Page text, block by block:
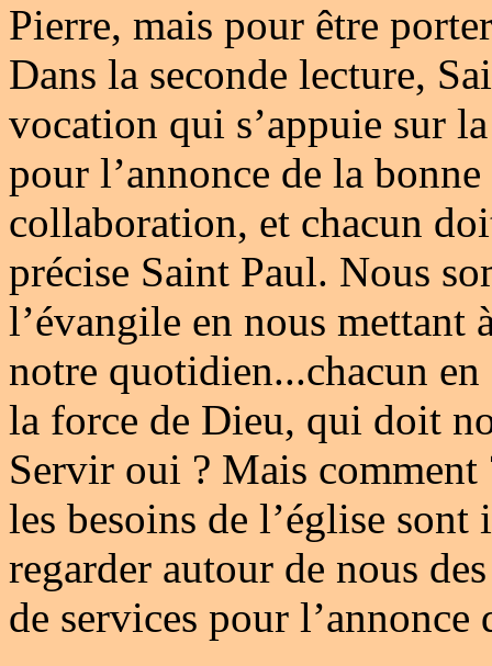
Pierre, mais pour être
Dans la seconde lecture,
vocation qui s’appuie sur
pour l’annonce de la
collaboration, et chacun
précise Saint Paul. Nous
l’évangile en nous mettant
notre quotidien...chacun
la force de Dieu, qui doit
Servir oui ? Mais
les besoins de l’église
regarder autour de nous
de services pour l’annonce